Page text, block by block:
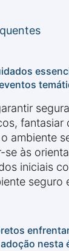
fantasiar
ambiente
se às
iniciais
seguro
nesta